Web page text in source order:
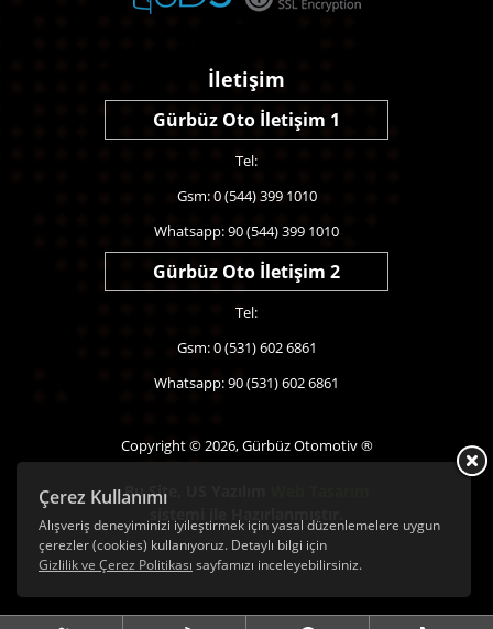
Çerez Kullanımı
Alışveriş deneyiminizi iyileştirmek için yasal düzenlemelere uygun
çerezler (cookies) kullanıyoruz. Detaylı bilgi için
Gizlilik ve Çerez Politikası sayfamızı inceleyebilirsiniz.
İletişim
Gürbüz Oto İletişim 1
Tel:
Gsm: 0 (544) 399 1010
Whatsapp: 90 (544) 399 1010
Gürbüz Oto İletişim 2
Tel:
Gsm: 0 (531) 602 6861
Whatsapp: 90 (531) 602 6861
Copyright © 2026, Gürbüz Otomotiv ®
Bu Site,